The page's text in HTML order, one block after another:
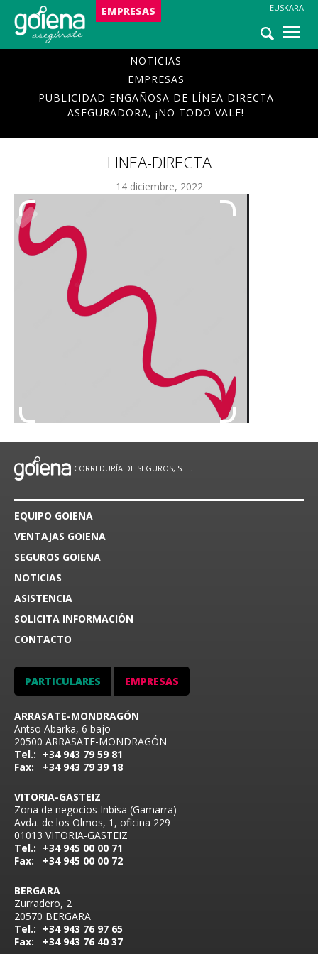
EMPRESAS EUSKARA
NOTICIAS
NOTICIAS
EMPRESAS
PUBLICIDAD ENGAÑOSA DE LÍNEA DIRECTA
ASEGURADORA, ¡NO TODO VALE!
LINEA-DIRECTA
14 diciembre, 2022
EQUIPO GOIENA
VENTAJAS GOIENA
SEGUROS GOIENA
NOTICIAS
ASISTENCIA
SOLICITA INFORMACIÓN
CONTACTO
CORREDURÍA DE SEGUROS, S. L.
PARTICULARES EMPRESAS
ARRASATE-MONDRAGÓN
Antso Abarka, 6 bajo
20500 ARRASATE-MONDRAGÓN
Tel.: +34 943 79 59 81
Fax:
+34 943 79 39 18
VITORIA-GASTEIZ
Zona de negocios Inbisa (Gamarra)
Avda. de los Olmos, 1, oficina 229
01013 VITORIA-GASTEIZ
Tel.: +34 945 00 00 71
Fax:
+34 945 00 00 72
BERGARA
Zurradero, 2
20570 BERGARA
Tel.: +34 943 76 97 65
Fax:
+34 943 76 40 37